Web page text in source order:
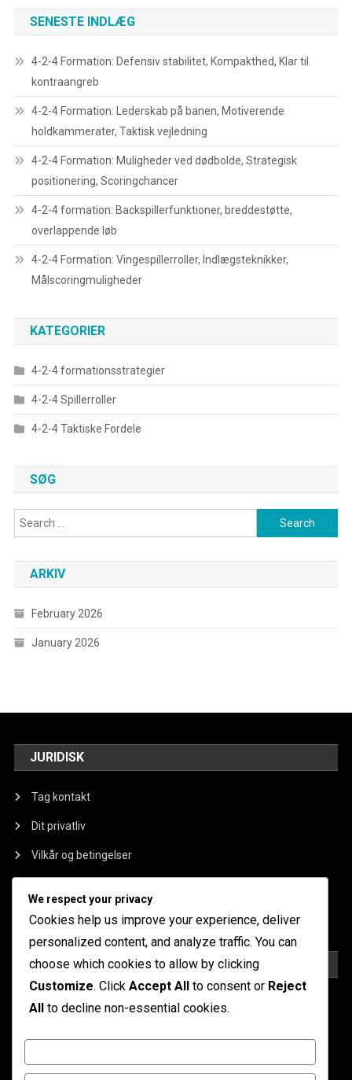
SENESTE INDLÆG
4-2-4 Formation: Defensiv stabilitet, Kompakthed, Klar til
kontraangreb
4-2-4 Formation: Lederskab på banen, Motiverende
holdkammerater, Taktisk vejledning
4-2-4 Formation: Muligheder ved dødbolde, Strategisk
positionering, Scoringchancer
4-2-4 formation: Backspillerfunktioner, breddestøtte,
overlappende løb
4-2-4 Formation: Vingespillerroller, Indlægsteknikker,
Målscoringmuligheder
KATEGORIER
4-2-4 formationsstrategier
4-2-4 Spillerroller
4-2-4 Taktiske Fordele
SØG
Search
for:
ARKIV
February 2026
January 2026
JURIDISK
Tag kontakt
Dit privatliv
Vilkår og betingelser
Cookieindstillinger
KATEGORIER
4-2-4 formationsstrategier
4-2-4 Taktiske Fordele
We respect your privacy
Cookies help us improve your experience, deliver
personalized content, and analyze traffic. You can
choose which cookies to allow by clicking
Customize. Click Accept All to consent or Reject
All to decline non-essential cookies.